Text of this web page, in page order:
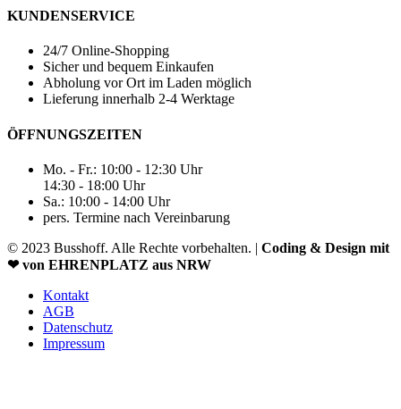
KUNDENSERVICE
24/7 Online-Shopping
Sicher und bequem Einkaufen
Abholung vor Ort im Laden möglich
Lieferung innerhalb 2-4 Werktage
ÖFFNUNGSZEITEN
Mo. - Fr.: 10:00 - 12:30 Uhr
14:30 - 18:00 Uhr
Sa.: 10:00 - 14:00 Uhr
pers. Termine nach Vereinbarung
© 2023 Busshoff. Alle Rechte vorbehalten. | Coding & Design mit
❤ von EHRENPLATZ aus NRW
Kontakt
AGB
Datenschutz
Impressum